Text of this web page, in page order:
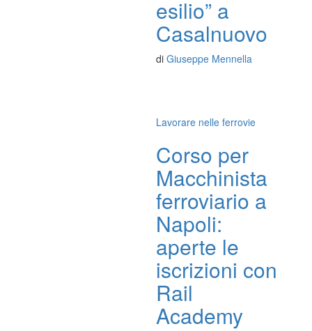
esilio” a
Casalnuovo
di Giuseppe Mennella
Lavorare nelle ferrovie
Corso per
Macchinista
ferroviario a
Napoli:
aperte le
iscrizioni con
Rail
Academy